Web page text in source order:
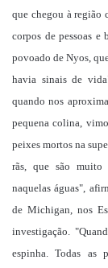
que chegou à região
corpos de pessoas e
povoado de Nyos,
havia sinais de
quando nos
pequena colina,
peixes mortos na
rãs, que são muito
naquelas águas",
de Michigan, nos
investigação.
espinha. Todas as